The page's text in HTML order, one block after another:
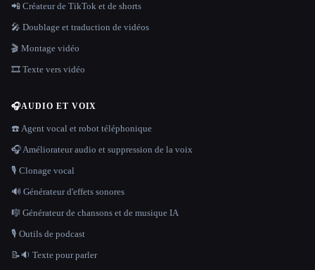
📲 Créateur de TikTok et de shorts
🎤 Doublage et traduction de vidéos
🎬 Montage vidéo
🎞️ Texte vers vidéo
🎧AUDIO ET VOIX
☎️ Agent vocal et robot téléphonique
🎧 Améliorateur audio et suppression de la voix
🎙️ Clonage vocal
🔊 Générateur d'effets sonores
🎼 Générateur de chansons et de musique IA
🎙️ Outils de podcast
📝🔉 Texte pour parler